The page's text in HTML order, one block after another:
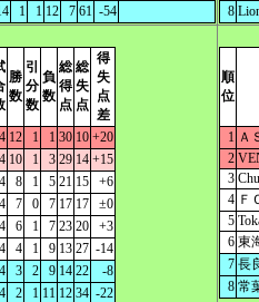
1 1 12 7 61 -54
8
勝
数
引
分
数
負
数
総
得
点
総
失
点
得
失
点
差
12 1 1 30 10 +20
10 1 3 29 14 +15
8 1 5 21 15
+6
7 0 7 17 17
±0
6 1 7 23 20
+3
4 1 9 13 27 -14
3 2 9 14 22
-8
2 1 11 12 34 -22
順
位
1 Ａ
2
3
4 Ｆ
5
6 東
7 長
8 常